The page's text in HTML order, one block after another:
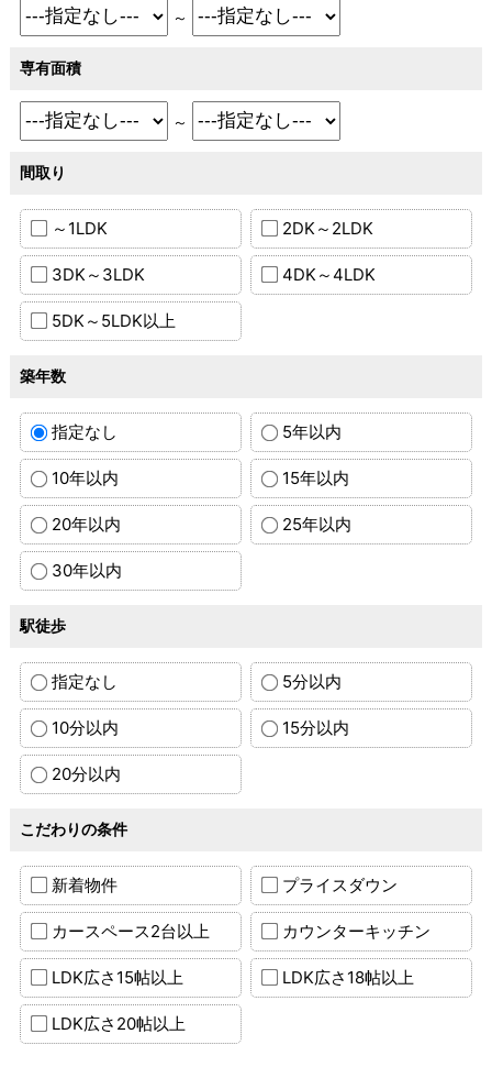
～
専有面積
～
間取り
～1LDK 2DK～2LDK
3DK～3LDK 4DK～4LDK
5DK～5LDK以上
築年数
指定なし 5年以内
10年以内 15年以内
20年以内 25年以内
30年以内
駅徒歩
指定なし 5分以内
10分以内 15分以内
20分以内
こだわりの条件
新着物件 プライスダウン
カースペース2台以上 カウンターキッチン
LDK広さ15帖以上 LDK広さ18帖以上
LDK広さ20帖以上